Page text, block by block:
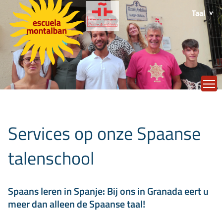
Taal
Services op onze Spaanse
talenschool
Spaans leren in Spanje: Bij ons in Granada eert u
meer dan alleen de Spaanse taal!